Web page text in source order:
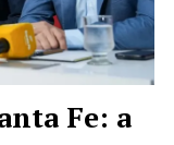
Fe: a